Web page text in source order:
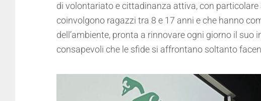
di volontariato e cittadinanza attiva, con
coinvolgono ragazzi tra 8 e 17 anni e che hanno
dell’ambiente, pronta a rinnovare ogni giorno il
consapevoli che le sfide si affrontano soltanto